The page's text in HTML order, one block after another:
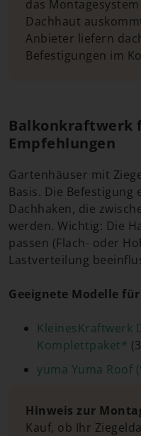
das
Dachhaut
Anbieter liefern
Befestigungen im
Balkonkraftwerk
Empfehlungen
Gartenhäuser mit
Basis. Die
Dachhaken, die
werden. Wichtig: Die
passen (Flach- oder
Lastverteilung
Geeignete Modelle
KleinesKraftwerk
Komplettpaket*
yuma Yuma Roof
Hinweis zur
Kauf, ob Ihr